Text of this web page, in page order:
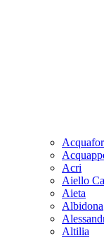
Acri
Aiello
Aieta
Albidona
Altilia